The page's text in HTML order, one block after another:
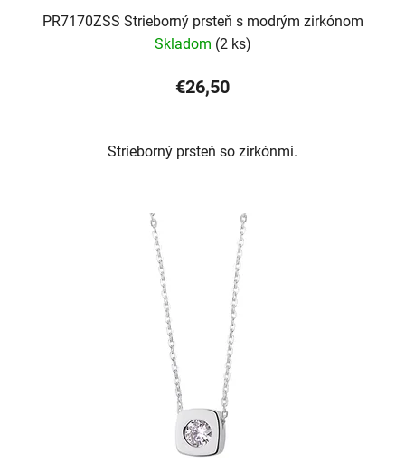
PR7170ZSS Strieborný prsteň s modrým zirkónom
Skladom (2 ks)
€26,50
Strieborný prsteň so zirkónmi.